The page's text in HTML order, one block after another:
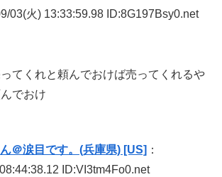
03(火) 13:33:59.98 ID:8G197Bsy0.net
てくれと頼んでおけば売ってくれるや
でおけ
＠涙目です。(兵庫県) [US] ：
ID:VI3tm4Fo0.net